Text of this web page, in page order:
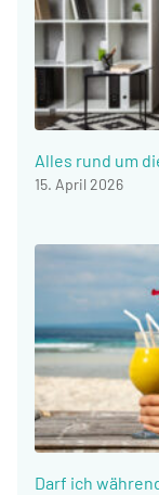
Alles rund um
15. April 2026
Darf ich